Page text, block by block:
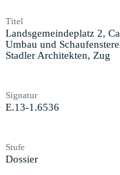
Titel
Landsgemeindeplatz 2,
Umbau und
Stadler Architekten, Zug
Signatur
E.13-1.6536
Stufe
Dossier